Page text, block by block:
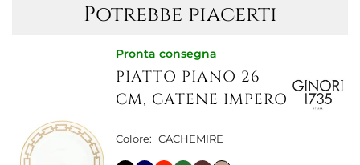
Potrebbe piacerti
Pronta consegna
PIATTO PIANO 26
CM, CATENE IMPERO
Colore: CACHEMIRE